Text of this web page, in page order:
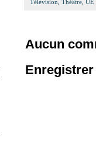
Télévision, Théâtre, UE
Aucun